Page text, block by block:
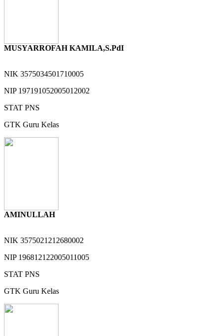
MUSYARROFAH KAMILA,S.PdI
NIK 3575034501710005
NIP 197191052005012002
STAT PNS
GTK Guru Kelas
AMINULLAH
NIK 3575021212680002
NIP 196812122005011005
STAT PNS
GTK Guru Kelas